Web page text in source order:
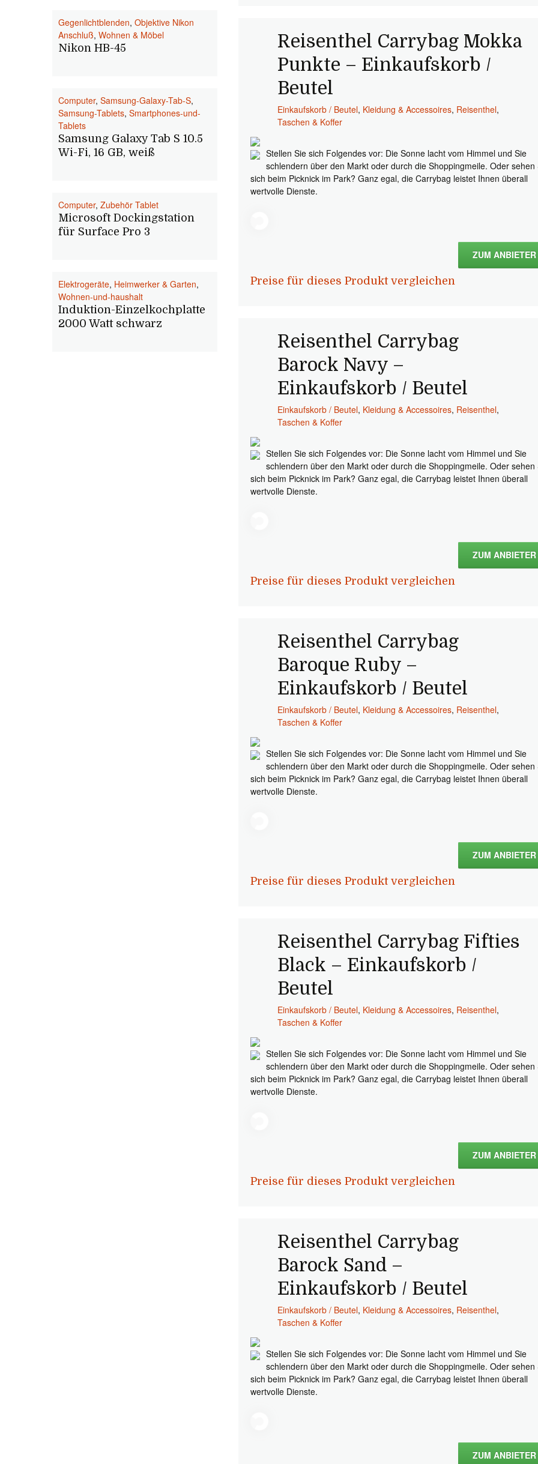
Reisenthel Carrybag Mokka
Punkte – Einkaufskorb /
Beutel
Einkaufskorb / Beutel, Kleidung & Accessoires, Reisenthel,
Taschen & Koffer
Stellen Sie sich Folgendes vor: Die Sonne lacht vom Himmel und Sie
schlendern über den Markt oder durch die Shoppingmeile. Oder sehen
sich beim Picknick im Park? Ganz egal, die Carrybag leistet Ihnen überall
wertvolle Dienste.
ZUM ANBIETER
Preise für dieses Produkt vergleichen
Reisenthel Carrybag
Barock Navy –
Einkaufskorb / Beutel
Einkaufskorb / Beutel, Kleidung & Accessoires, Reisenthel,
Taschen & Koffer
Stellen Sie sich Folgendes vor: Die Sonne lacht vom Himmel und Sie
schlendern über den Markt oder durch die Shoppingmeile. Oder sehen
sich beim Picknick im Park? Ganz egal, die Carrybag leistet Ihnen überall
wertvolle Dienste.
ZUM ANBIETER
Preise für dieses Produkt vergleichen
Reisenthel Carrybag
Baroque Ruby –
Einkaufskorb / Beutel
Einkaufskorb / Beutel, Kleidung & Accessoires, Reisenthel,
Taschen & Koffer
Stellen Sie sich Folgendes vor: Die Sonne lacht vom Himmel und Sie
schlendern über den Markt oder durch die Shoppingmeile. Oder sehen
sich beim Picknick im Park? Ganz egal, die Carrybag leistet Ihnen überall
wertvolle Dienste.
ZUM ANBIETER
Preise für dieses Produkt vergleichen
Reisenthel Carrybag Fifties
Black – Einkaufskorb /
Beutel
Einkaufskorb / Beutel, Kleidung & Accessoires, Reisenthel,
Taschen & Koffer
Stellen Sie sich Folgendes vor: Die Sonne lacht vom Himmel und Sie
schlendern über den Markt oder durch die Shoppingmeile. Oder sehen
sich beim Picknick im Park? Ganz egal, die Carrybag leistet Ihnen überall
wertvolle Dienste.
ZUM ANBIETER
Preise für dieses Produkt vergleichen
Reisenthel Carrybag
Barock Sand –
Einkaufskorb / Beutel
Einkaufskorb / Beutel, Kleidung & Accessoires, Reisenthel,
Taschen & Koffer
Stellen Sie sich Folgendes vor: Die Sonne lacht vom Himmel und Sie
schlendern über den Markt oder durch die Shoppingmeile. Oder sehen
sich beim Picknick im Park? Ganz egal, die Carrybag leistet Ihnen überall
wertvolle Dienste.
ZUM ANBIETER
Gegenlichtblenden, Objektive Nikon
Anschluß, Wohnen & Möbel
Nikon HB-45
Computer, Samsung-Galaxy-Tab-S,
Samsung-Tablets, Smartphones-und-
Tablets
Samsung Galaxy Tab S 10.5
Wi-Fi, 16 GB, weiß
Computer, Zubehör Tablet
Microsoft Dockingstation
für Surface Pro 3
Elektrogeräte, Heimwerker & Garten,
Wohnen-und-haushalt
Induktion-Einzelkochplatte
2000 Watt schwarz